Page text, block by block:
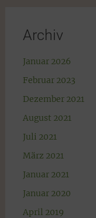
Archiv
Januar 2026
Februar 2023
Dezember 2021
August 2021
Juli 2021
März 2021
Januar 2021
Januar 2020
April 2019